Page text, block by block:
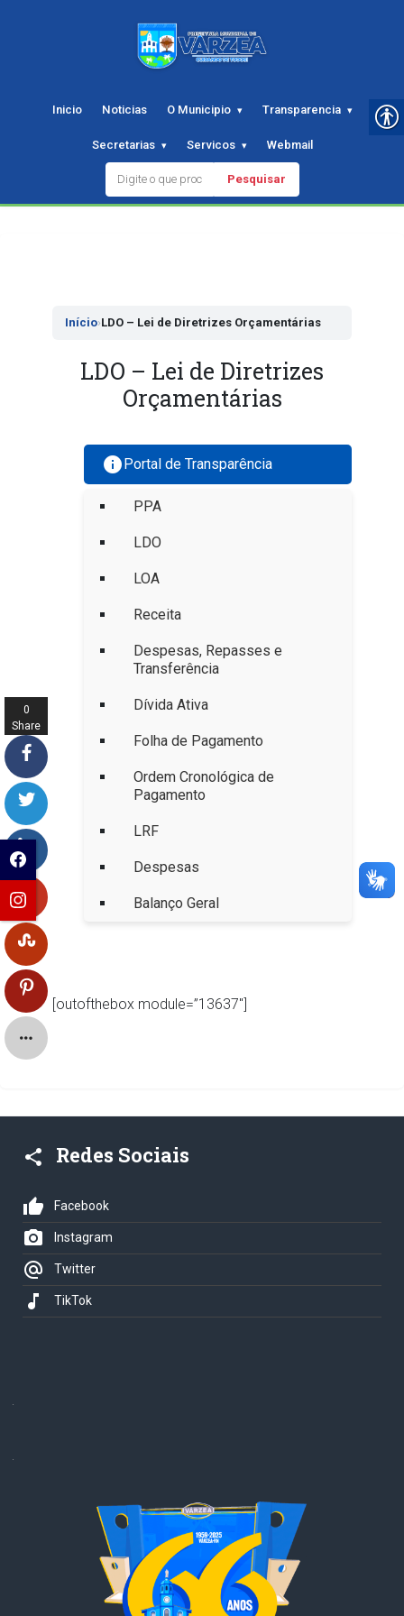
Inicio Noticias O Municipio Transparencia
Secretarias Servicos Webmail
Pesquisar
Início›LDO – Lei de Diretrizes Orçamentárias
LDO – Lei de Diretrizes
Orçamentárias
infoPortal de Transparência
PPA
LDO
LOA
Receita
Despesas, Repasses e
Transferência
Dívida Ativa
Folha de Pagamento
Ordem Cronológica de
Pagamento
LRF
Despesas
Balanço Geral
[outofthebox module=”13637″]
share Redes Sociais
thumb_up Facebook
photo_camera Instagram
alternate_email Twitter
music_note TikTok
.
.
0
Share
s